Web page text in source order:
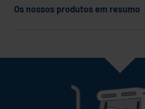
Os nossos produtos em resumo